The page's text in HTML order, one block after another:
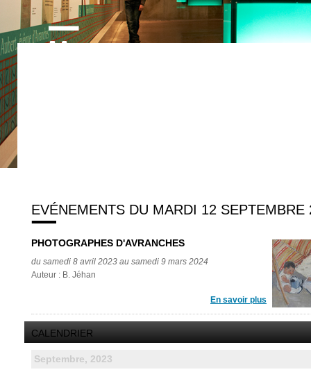
EVÉNEMENTS DU MARDI 12 SEPTEMBRE
PHOTOGRAPHES D'AVRANCHES
du samedi 8 avril 2023 au samedi 9 mars 2024
Auteur : B. Jéhan
En savoir plus
CALENDRIER
Septembre, 2023